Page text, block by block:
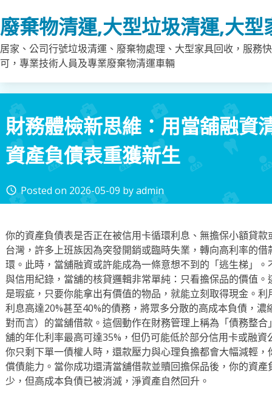
to
content
廢棄物清運,大型垃圾清運,大
居家、公司行號垃圾清運、廢棄物處理、大型家具回收，服務
可，專業技術人員及專業廢棄物清運車輛
財務體檢新思維：用當舖融資
資產負債表重獲新生
access_time Posted on 2026-05-09 byadmin
你的資產負債表是否正在被信用卡循環利息、無擔保小額貸
台灣，許多上班族因為突發開銷或臨時失業，轉向高利率的
環。此時，當舖融資或許能成為一條意想不到的「逃生梯」
與信用紀錄，當舖的核貸邏輯非常單純：只看擔保品的價值
是瑕疵，只要你能拿出有價值的物品，就能立刻取得現金。
利息高達20%甚至40%的債務，將眾多分散的高成本負債，
對而言）的當舖借款。這個動作在財務管理上稱為「債務整
舖的年化利率最高可達35%，但仍可能低於部分信用卡或融
你只剩下單一債權人時，還款壓力與心理負擔都會大幅減輕
償債能力。當你成功還清當舖借款並贖回擔保品後，你的資
少，但高成本負債已被消滅，淨資產自然回升。